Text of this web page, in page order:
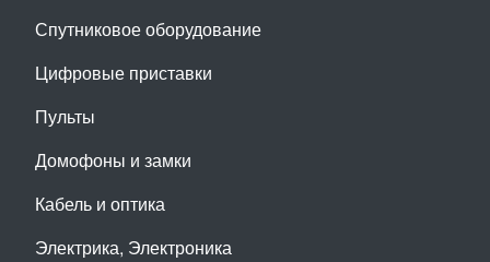
Спутниковое оборудование
Цифровые приставки
Пульты
Домофоны и замки
Кабель и оптика
Электрика, Электроника